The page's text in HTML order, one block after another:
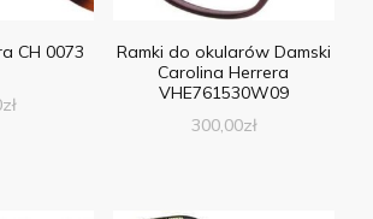
CH 0073
zł
Ramki do okularów Damski
Carolina Herrera
VHE761530W09
300,00zł